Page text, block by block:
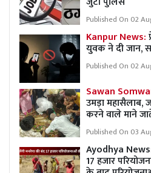
Published On 02
Kanpur News:
युवक ने दी जान,
Published On 02
Sawan
उमड़ा महासैलाब,
करने वाले माने
Published On 03
Ayodhya
17 हजार